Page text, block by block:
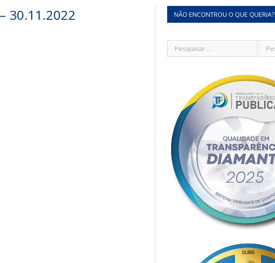
30.11.2022 NÃO ENCONTROU O QUE QUERIA?